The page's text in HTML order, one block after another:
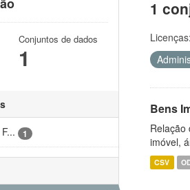
Conjuntos de dados
1
1
1
Licenças:
Bens
Relação
imóvel,
CSV